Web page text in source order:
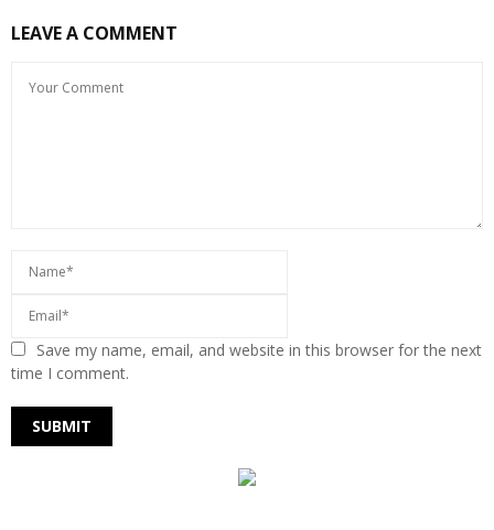
LEAVE A COMMENT
Save my name, email, and website in this browser for the next
time I comment.